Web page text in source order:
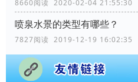
8660阅读 2020-02-04 21:55:30
喷泉水景的类型有哪些？
7827阅读 2019-12-19 16:02:35